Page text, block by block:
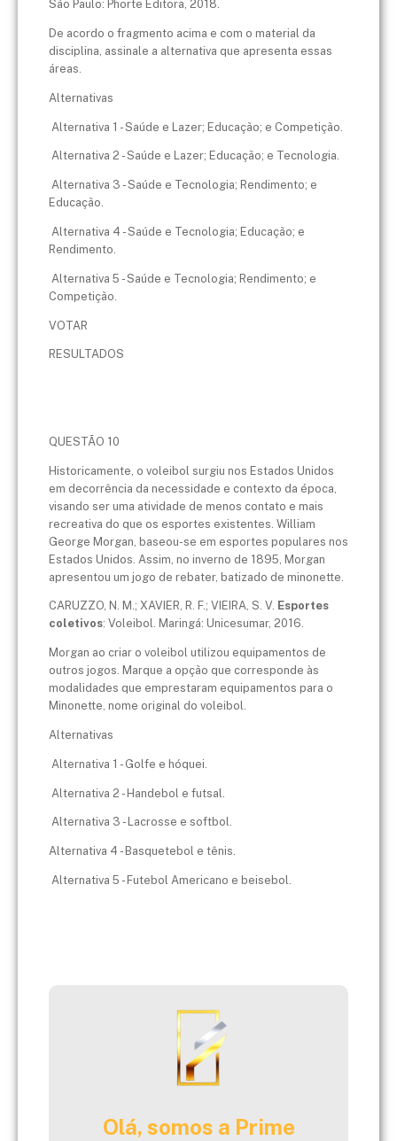
São Paulo: Phorte Editora, 2018.
De acordo o fragmento acima e com o material da
disciplina, assinale a alternativa que apresenta essas
áreas.
Alternativas
Alternativa 1 - Saúde e Lazer; Educação; e Competição.
Alternativa 2 - Saúde e Lazer; Educação; e Tecnologia.
Alternativa 3 - Saúde e Tecnologia; Rendimento; e
Educação.
Alternativa 4 - Saúde e Tecnologia; Educação; e
Rendimento.
Alternativa 5 - Saúde e Tecnologia; Rendimento; e
Competição.
VOTAR
RESULTADOS
QUESTÃO 10
Historicamente, o voleibol surgiu nos Estados Unidos
em decorrência da necessidade e contexto da época,
visando ser uma atividade de menos contato e mais
recreativa do que os esportes existentes. William
George Morgan, baseou-se em esportes populares nos
Estados Unidos. Assim, no inverno de 1895, Morgan
apresentou um jogo de rebater, batizado de minonette.
CARUZZO, N. M.; XAVIER, R. F.; VIEIRA, S. V. Esportes
coletivos: Voleibol. Maringá: Unicesumar, 2016.
Morgan ao criar o voleibol utilizou equipamentos de
outros jogos. Marque a opção que corresponde às
modalidades que emprestaram equipamentos para o
Minonette, nome original do voleibol.
Alternativas
Alternativa 1 - Golfe e hóquei.
Alternativa 2 - Handebol e futsal.
Alternativa 3 - Lacrosse e softbol.
Alternativa 4 - Basquetebol e tênis.
Alternativa 5 - Futebol Americano e beisebol.
Olá, somos a Prime